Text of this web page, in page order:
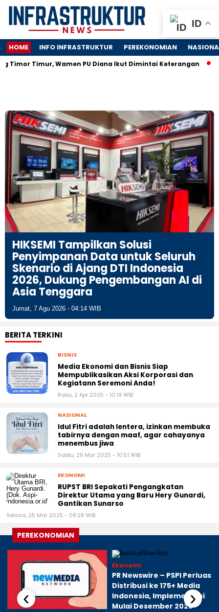
HOME INFO INFRASTRUKTUR PEREKONOMIAN
Timur, Wamen PU Diana Ikut Dimintai Keterangan
HIKSEMI Tampilkan Solusi
Penyimpanan Data untuk Seluruh
Skenario di Ajang DTI Indonesia
2026, Dukung Pengembangan AI di
Asia Tenggara
Jumat, 7 Agu 2026 - 04:14 WIB
BERITA TERKINI
BISNIS
Media Ekonomi dan Bisnis Siap
Mempublikasikan Aksi Korporasi dan
Kegiatann Seremoni Anda!
Rabu, 2 Apr 2025 - 10:19 WIB
NASIONAL
Idul Fitri adalah lentera, izinkan membuka
tabirnya dengan maaf, agar cahayanya
menembus jiwa
Sabtu, 29 Mar 2025 - 10:51 WIB
EKONOMI
RUPST BRI Sepakati Pengangkatan
Direktur Utama yang Baru Hery Gunardi,
Gantikan Sunarso
Selasa, 25 Mar 2025 - 08:28 WIB
PEREKONOMIAN
Ekonomi
PR Newswire – PSPI Perluas
Distribusi ke 175+ Media
Indonesia, Implementasi
Mulai Desember 2025
‹ ›
ID